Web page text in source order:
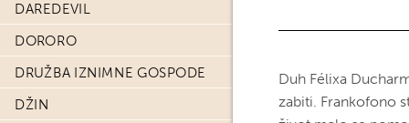
DAREDEVIL
DORORO
DRUŽBA IZNIMNE GOSPODE
DŽIN
Duh Félixa
zabiti. Frankofono